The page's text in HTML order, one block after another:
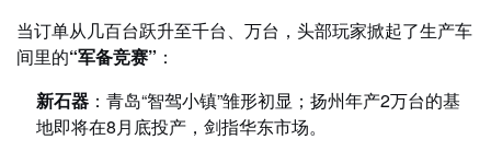
当订单从几百台跃升至千台、万台，头部玩家掀起了生产车
间里的“军备竞赛” ：
新石器 ：青岛“智驾小镇”雏形初显；扬州年产2万台的基
地即将在8月底投产，剑指华东市场。